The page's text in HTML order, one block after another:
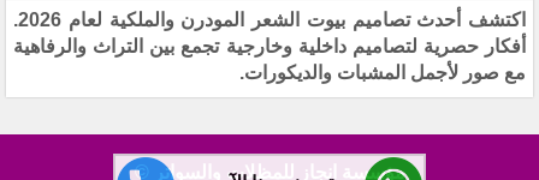
اكتشف أحدث تصاميم بيوت الشعر المودرن والملكية لعام 2026.
أفكار حصرية لتصاميم داخلية وخارجية تجمع بين التراث والرفاهية
مع صور لأجمل المشبات والديكورات.
مؤسسة انجاز للمظلات والسواتر ©